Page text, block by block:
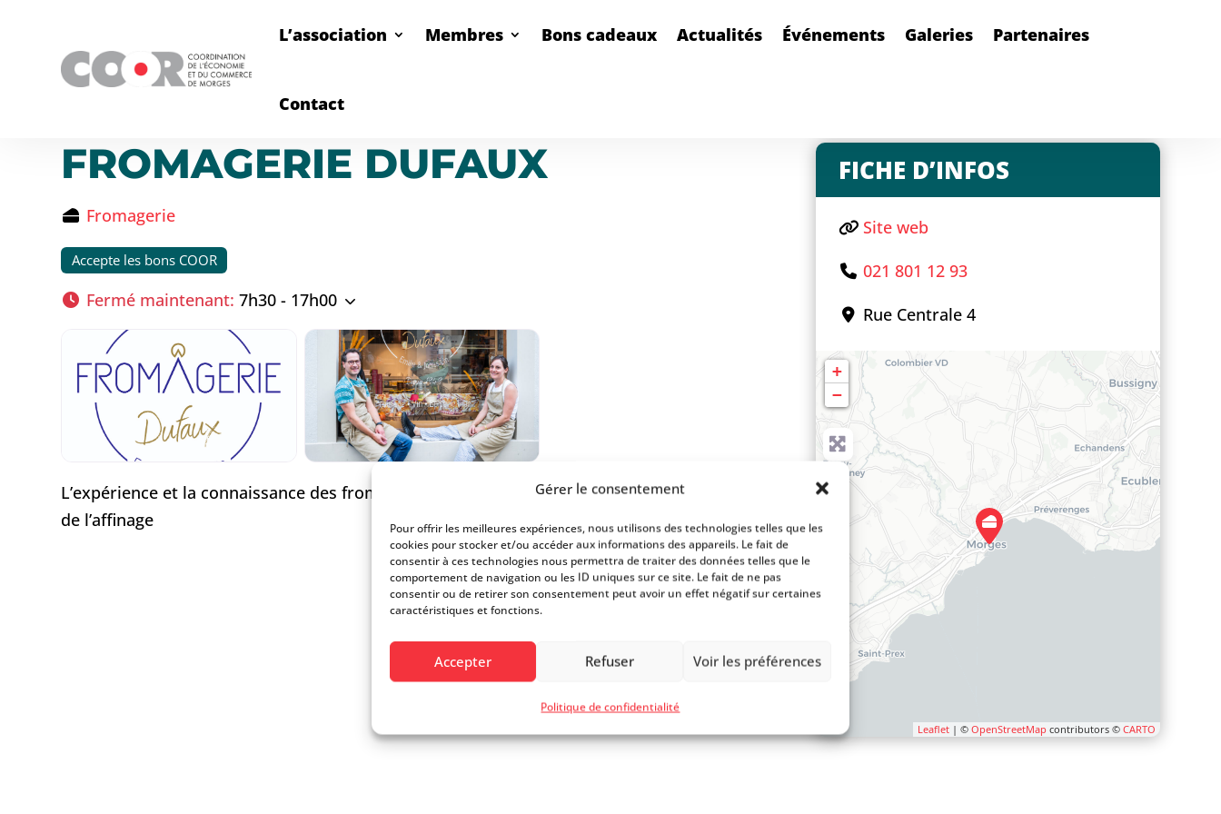
Gérer le consentement
Pour offrir les meilleures expériences, nous utilisons des technologies telles que les
cookies pour stocker et/ou accéder aux informations des appareils. Le fait de
consentir à ces technologies nous permettra de traiter des données telles que le
comportement de navigation ou les ID uniques sur ce site. Le fait de ne pas
consentir ou de retirer son consentement peut avoir un effet négatif sur certaines
caractéristiques et fonctions.
Accepter Refuser Voir les préférences
Politique de confidentialité
L’association Membres Bons cadeaux Actualités Événements Galeries Partenaires
Contact
FROMAGERIE DUFAUX
Fromagerie
Accepte les bons COOR
Fermé maintenant: 7h30 - 17h00
L’expérience et la connaissance des fromages, tant dans le domaine de la qualité que celui
de l’affinage
FICHE D’INFOS
Site web
021 801 12 93
Rue Centrale 4
+
−
Leaflet| © OpenStreetMap contributors © CARTO